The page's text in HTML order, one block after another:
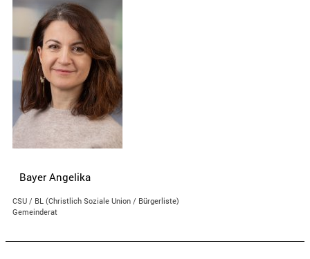
Bayer Angelika
CSU / BL (Christlich Soziale Union / Bürgerliste)
Gemeinderat